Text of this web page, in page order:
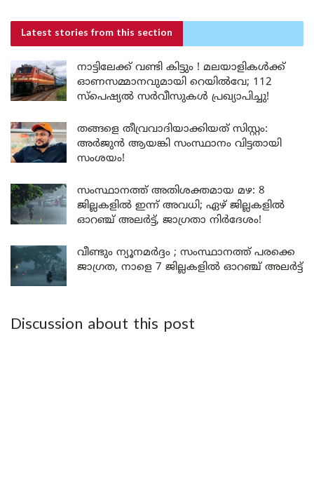
Latest stories from this section
നാട്ടിലേക്ക് വണ്ടി കിട്ടും ! മലയാളികൾക്ക്
ഓണസമ്മാനവുമായി റെയിൽവേ; 112
സ്പെഷ്യൽ സർവീസുകൾ പ്രഖ്യാപിച്ചു!
തങ്ങളെ തീവ്രവാദിയാക്കിയത് സിസ്റ്റം:
അർജുൻ ആയങ്കി സംസ്ഥാനം വിട്ടതായി
സംശയം!
സംസ്ഥാനത്ത് അതിശക്തമായ മഴ: 8
ജില്ലകളിൽ ഇന്ന് അവധി; ഏഴ് ജില്ലകളിൽ
ഓറഞ്ച് അലർട്ട്, ജാഗ്രതാ നിർദേശം!
വീണ്ടും ന്യൂനമർദ്ദം ; സംസ്ഥാനത്ത് പരക്കെ
ജാഗ്രത, നാളെ 7 ജില്ലകളിൽ ഓറഞ്ച് അലർട്ട്
Discussion about this post